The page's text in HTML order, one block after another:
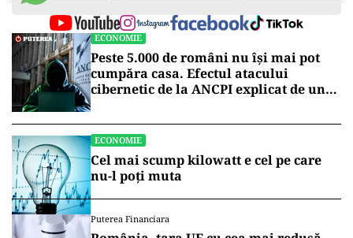
ECONOMIE
Peste 5.000 de români nu își mai pot
cumpăra casa. Efectul atacului
cibernetic de la ANCPI explicat de un
ECONOMIE
Cel mai scump kilowatt e cel pe care
nu-l poți muta
Puterea Financiara